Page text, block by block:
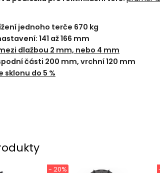
jednoho terče 670 kg
141 až 166 mm
dlažbou 2 mm, nebo 4 mm
části 200 mm, vrchní 120 mm
sklonu do 5 %
- 20%